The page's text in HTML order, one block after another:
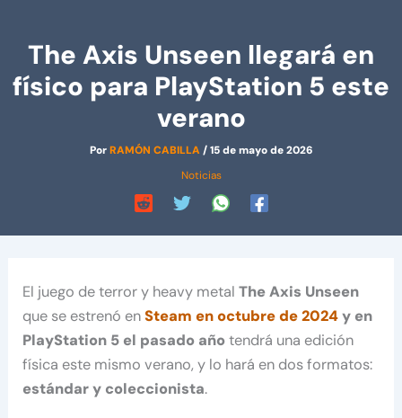
The Axis Unseen llegará en
físico para PlayStation 5 este
verano
PorRAMÓN CABILLA/15 de mayo de 2026
Noticias
El juego de terror y heavy metalThe Axis Unseen
que se estrenó enSteam en octubre de 2024y en
PlayStation 5 el pasado añotendrá una edición
física este mismo verano, y lo hará en dos formatos:
estándar y coleccionista.